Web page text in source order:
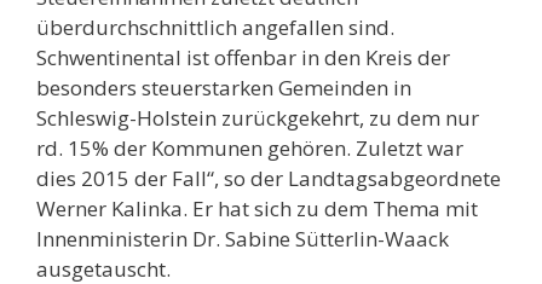
überdurchschnittlich angefallen sind.
Schwentinental ist offenbar in den Kreis der
besonders steuerstarken Gemeinden in
Schleswig-Holstein zurückgekehrt, zu dem nur
rd. 15% der Kommunen gehören. Zuletzt war
dies 2015 der Fall“, so der Landtagsabgeordnete
Werner Kalinka. Er hat sich zu dem Thema mit
Innenministerin Dr. Sabine Sütterlin-Waack
ausgetauscht.